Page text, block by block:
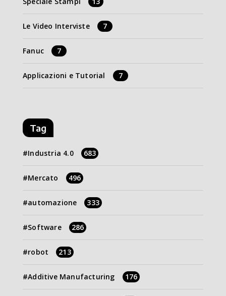
Le Video Interviste 7
Fanuc 7
Applicazioni e Tutorial 7
Tag
Industria 4.0 683
Mercato 496
automazione 333
Software 286
robot 213
Additive Manufacturing 176